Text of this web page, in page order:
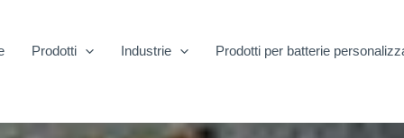
Prodotti Industrie Prodotti per batterie